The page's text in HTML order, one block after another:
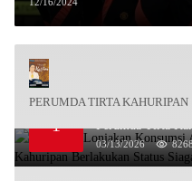
PERUMDA TIRTA KAHURIPAN
1
Antisipasi
Lebaran
03/13/2026 8268